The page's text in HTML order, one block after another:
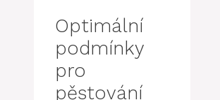
Optimální
podmínky
pro
pěstování